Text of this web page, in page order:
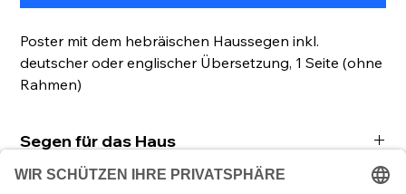
Poster mit dem hebräischen Haussegen inkl.
deutscher oder englischer Übersetzung, 1 Seite (ohne
Rahmen)
Segen für das Haus
Die Tradition von Birkat HaBajit (Segen des